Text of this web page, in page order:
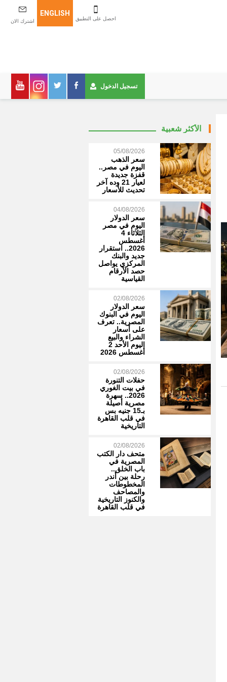
اشترك الان
ENGLISH
احصل على التطبيق
تسجيل الدخول
الأكثر شعبية
05/08/2026
سعر الذهب
اليوم في مصر..
قفزة جديدة
لعيار 21 وده آخر
تحديث للأسعار
04/08/2026
سعر الدولار
اليوم في مصر
الثلاثاء 4
أغسطس
2026.. استقرار
جديد والبنك
المركزي يواصل
حصد الأرقام
القياسية
02/08/2026
سعر الدولار
اليوم في البنوك
المصرية.. تعرف
على أسعار
الشراء والبيع
اليوم الأحد 2
أغسطس 2026
02/08/2026
حفلات التنورة
في بيت الغوري
2026.. سهرة
مصرية أصيلة
بـ15 جنيه بس
في قلب القاهرة
التاريخية
02/08/2026
متحف دار الكتب
المصرية في
باب الخلق..
رحلة بين أندر
المخطوطات
والمصاحف
والكنوز التاريخية
في قلب القاهرة